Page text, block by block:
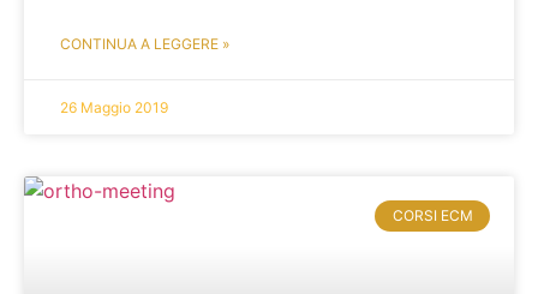
CONTINUA A LEGGERE »
26 Maggio 2019
CORSI ECM